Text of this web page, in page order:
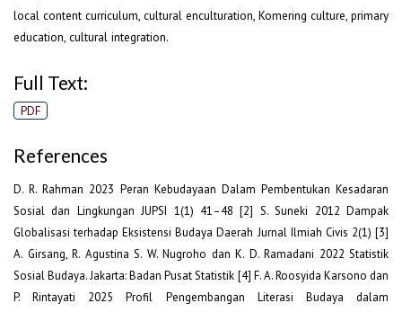
local content curriculum, cultural enculturation, Komering culture, primary
education, cultural integration.
Full Text:
PDF
References
D. R. Rahman 2023 Peran Kebudayaan Dalam Pembentukan Kesadaran
Sosial dan Lingkungan JUPSI 1(1) 41–48 [2] S. Suneki 2012 Dampak
Globalisasi terhadap Eksistensi Budaya Daerah Jurnal Ilmiah Civis 2(1) [3]
A. Girsang, R. Agustina S. W. Nugroho dan K. D. Ramadani 2022 Statistik
Sosial Budaya. Jakarta: Badan Pusat Statistik [4] F. A. Roosyida Karsono dan
P. Rintayati 2025 Profil Pengembangan Literasi Budaya dalam